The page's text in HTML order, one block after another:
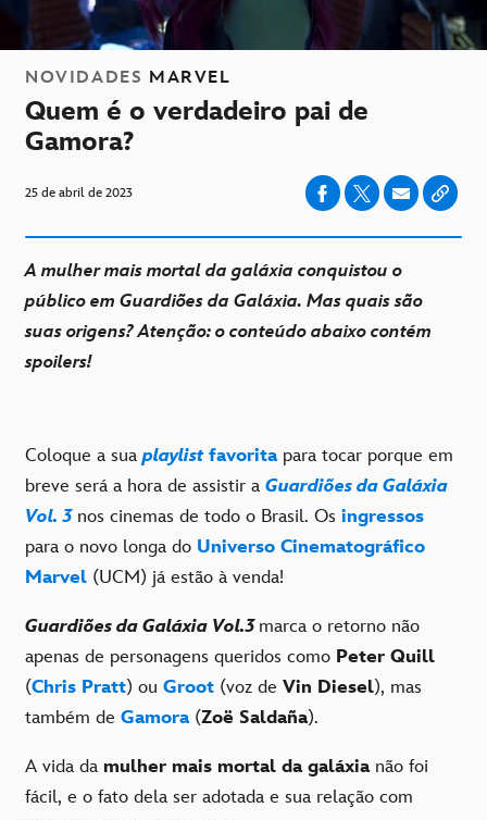
NOVIDADES MARVEL
Quem é o verdadeiro pai de
Gamora?
25 de abril de 2023
A mulher mais mortal da galáxia conquistou o
público em Guardiões da Galáxia. Mas quais são
suas origens? Atenção: o conteúdo abaixo contém
spoilers!
Coloque a suaplaylistfavoritapara tocar porque em
breve será a hora de assistir a Guardiões da Galáxia
Vol. 3nos cinemas de todo o Brasil. Os ingressos
para o novo longa do Universo Cinematográfico
Marvel (UCM) já estão à venda!
Guardiões da Galáxia Vol.3 marca o retorno não
apenas de personagens queridos como Peter Quill
(Chris Pratt) ou Groot (voz de Vin Diesel), mas
também de Gamora (Zoë Saldaña).
A vida da mulher mais mortal da galáxianão foi
fácil, e o fato dela ser adotada e sua relação com